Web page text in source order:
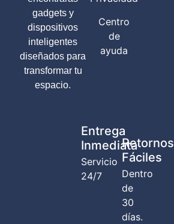
gadgets y
dispositivos
inteligentes
diseñados para
transformar tu
espacio.
Entrega
Inmediata
Servicio
24/7
Retornos
Fáciles
Dentro
de
30
días.
Centro
de
ayuda